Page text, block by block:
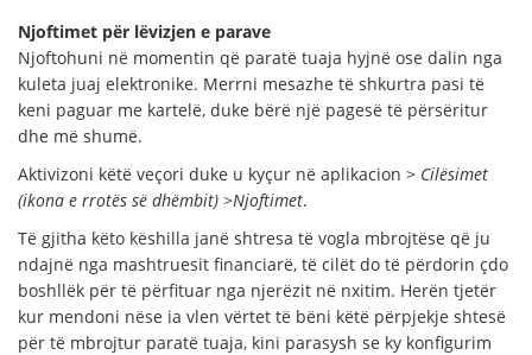
Njoftimet për lëvizjen e parave
Njoftohuni në momentin që paratë tuaja hyjnë ose dalin nga
kuleta juaj elektronike. Merrni mesazhe të shkurtra pasi të
keni paguar me kartelë, duke bërë një pagesë të përsëritur
dhe më shumë.
Aktivizoni këtë veçori duke u kyçur në aplikacion > Cilësimet
(ikona e rrotës së dhëmbit) >Njoftimet.
Të gjitha këto këshilla janë shtresa të vogla mbrojtëse që ju
ndajnë nga mashtruesit financiarë, të cilët do të përdorin çdo
boshllëk për të përfituar nga njerëzit në nxitim. Herën tjetër
kur mendoni nëse ia vlen vërtet të bëni këtë përpjekje shtesë
për të mbrojtur paratë tuaja, kini parasysh se ky konfigurim